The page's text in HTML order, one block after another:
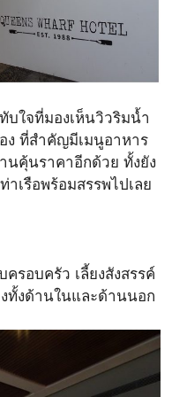
บใจที่มองเห็นวิวริมน้ำ
ง ที่สำคัญมีเมนูอาหาร
นคุ้นราคาอีกด้วย ทั้งยัง
าเรือพร้อมสรรพไปเลย
รอบครัว เลี้ยงสังสรรค์
ทั้งด้านในและด้านนอก